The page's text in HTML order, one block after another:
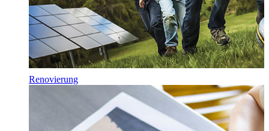
Renovierung